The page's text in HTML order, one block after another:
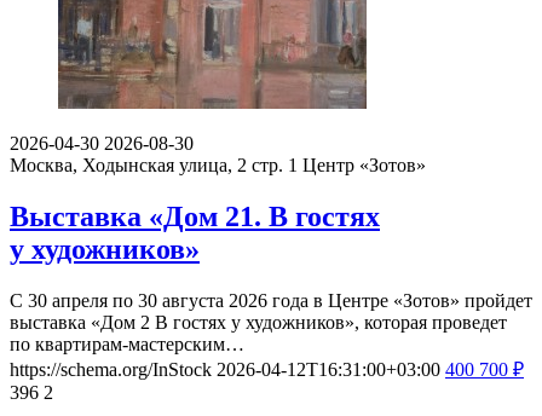
2026-04-30 2026-08-30
Москва, Ходынская улица, 2 стр. 1 Центр «Зотов»
Выставка «Дом 21. В гостях
у художников»
С 30 апреля по 30 августа 2026 года в Центре «Зотов» пройдет
выставка «Дом 2 В гостях у художников», которая проведет
по квартирам-мастерским…
https://schema.org/InStock 2026-04-12T16:31:00+03:00 400 700 ₽
396 2